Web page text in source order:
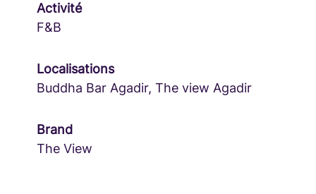
Activité
F&B
Localisations
Buddha Bar Agadir, The view Agadir
Brand
The View